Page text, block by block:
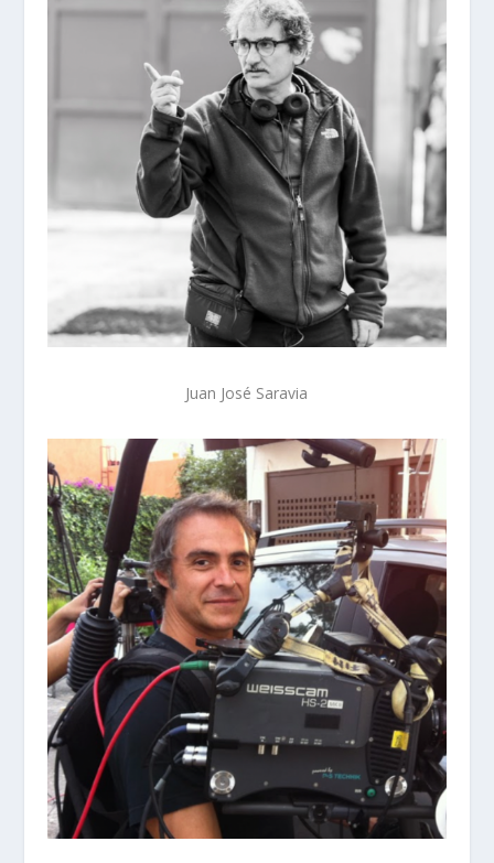
Juan José Saravia